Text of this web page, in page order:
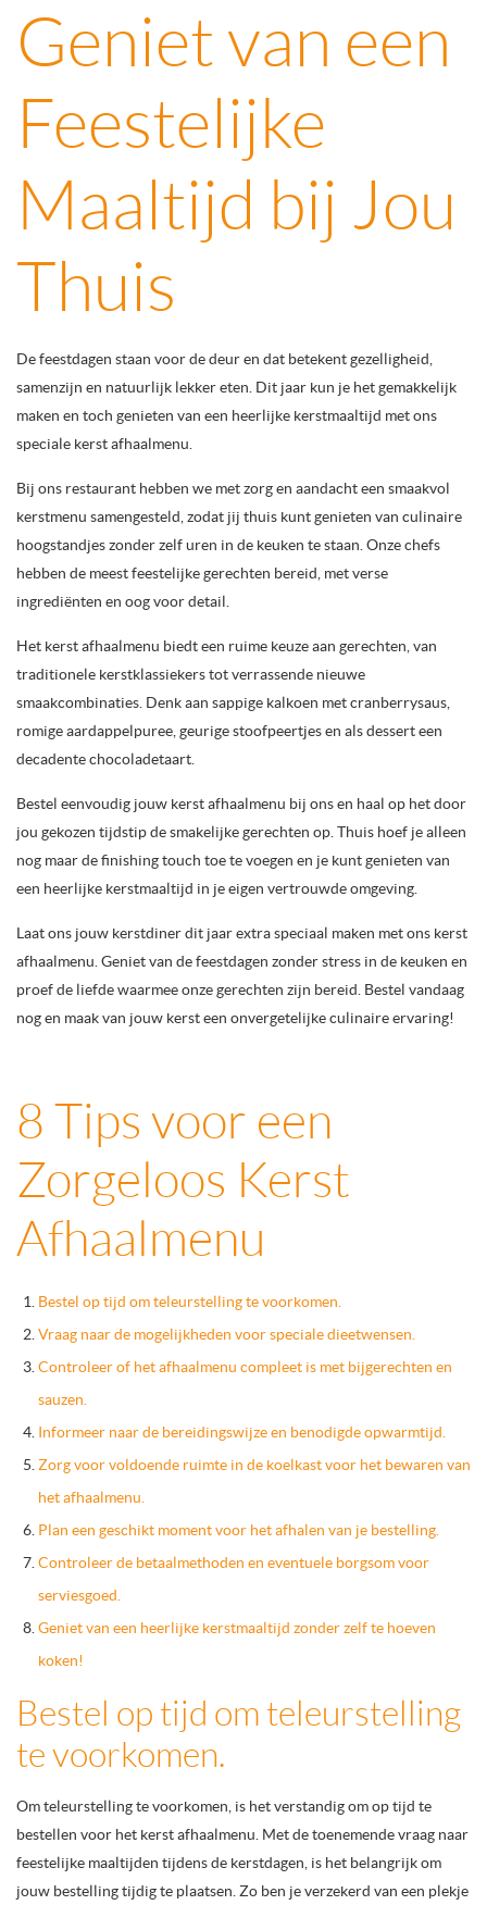
Geniet van een
Feestelijke
Maaltijd bij Jou
Thuis
De feestdagen staan voor de deur en dat betekent gezelligheid,
samenzijn en natuurlijk lekker eten. Dit jaar kun je het gemakkelijk
maken en toch genieten van een heerlijke kerstmaaltijd met ons
speciale kerst afhaalmenu.
Bij ons restaurant hebben we met zorg en aandacht een smaakvol
kerstmenu samengesteld, zodat jij thuis kunt genieten van culinaire
hoogstandjes zonder zelf uren in de keuken te staan. Onze chefs
hebben de meest feestelijke gerechten bereid, met verse
ingrediënten en oog voor detail.
Het kerst afhaalmenu biedt een ruime keuze aan gerechten, van
traditionele kerstklassiekers tot verrassende nieuwe
smaakcombinaties. Denk aan sappige kalkoen met cranberrysaus,
romige aardappelpuree, geurige stoofpeertjes en als dessert een
decadente chocoladetaart.
Bestel eenvoudig jouw kerst afhaalmenu bij ons en haal op het door
jou gekozen tijdstip de smakelijke gerechten op. Thuis hoef je alleen
nog maar de finishing touch toe te voegen en je kunt genieten van
een heerlijke kerstmaaltijd in je eigen vertrouwde omgeving.
Laat ons jouw kerstdiner dit jaar extra speciaal maken met ons kerst
afhaalmenu. Geniet van de feestdagen zonder stress in de keuken en
proef de liefde waarmee onze gerechten zijn bereid. Bestel vandaag
nog en maak van jouw kerst een onvergetelijke culinaire ervaring!
8 Tips voor een
Zorgeloos Kerst
Afhaalmenu
Bestel op tijd om teleurstelling te voorkomen.
Vraag naar de mogelijkheden voor speciale dieetwensen.
Controleer of het afhaalmenu compleet is met bijgerechten en
sauzen.
Informeer naar de bereidingswijze en benodigde opwarmtijd.
Zorg voor voldoende ruimte in de koelkast voor het bewaren van
het afhaalmenu.
Plan een geschikt moment voor het afhalen van je bestelling.
Controleer de betaalmethoden en eventuele borgsom voor
serviesgoed.
Geniet van een heerlijke kerstmaaltijd zonder zelf te hoeven
koken!
Bestel op tijd om teleurstelling
te voorkomen.
Om teleurstelling te voorkomen, is het verstandig om op tijd te
bestellen voor het kerst afhaalmenu. Met de toenemende vraag naar
feestelijke maaltijden tijdens de kerstdagen, is het belangrijk om
jouw bestelling tijdig te plaatsen. Zo ben je verzekerd van een plekje